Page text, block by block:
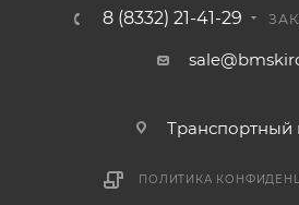
ВАЖНО: Покупатель обязан
отказаться от доставки.
8 (8332) 21-41-29
Транспортный
ПОЛИТИКА